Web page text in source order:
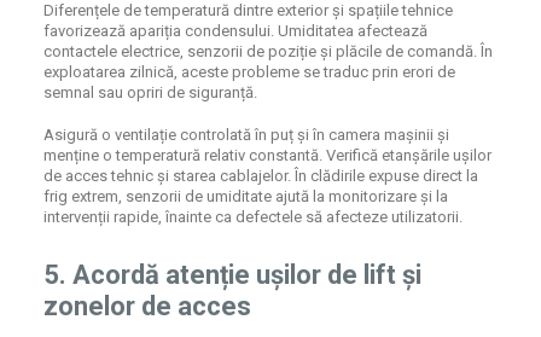
Diferențele de temperatură dintre exterior și spațiile tehnice
favorizează apariția condensului. Umiditatea afectează
contactele electrice, senzorii de poziție și plăcile de comandă. În
exploatarea zilnică, aceste probleme se traduc prin erori de
semnal sau opriri de siguranță.
Asigură o ventilație controlată în puț și în camera mașinii și
menține o temperatură relativ constantă. Verifică etanșările ușilor
de acces tehnic și starea cablajelor. În clădirile expuse direct la
frig extrem, senzorii de umiditate ajută la monitorizare și la
intervenții rapide, înainte ca defectele să afecteze utilizatorii.
5. Acordă atenție ușilor de lift și
zonelor de acces